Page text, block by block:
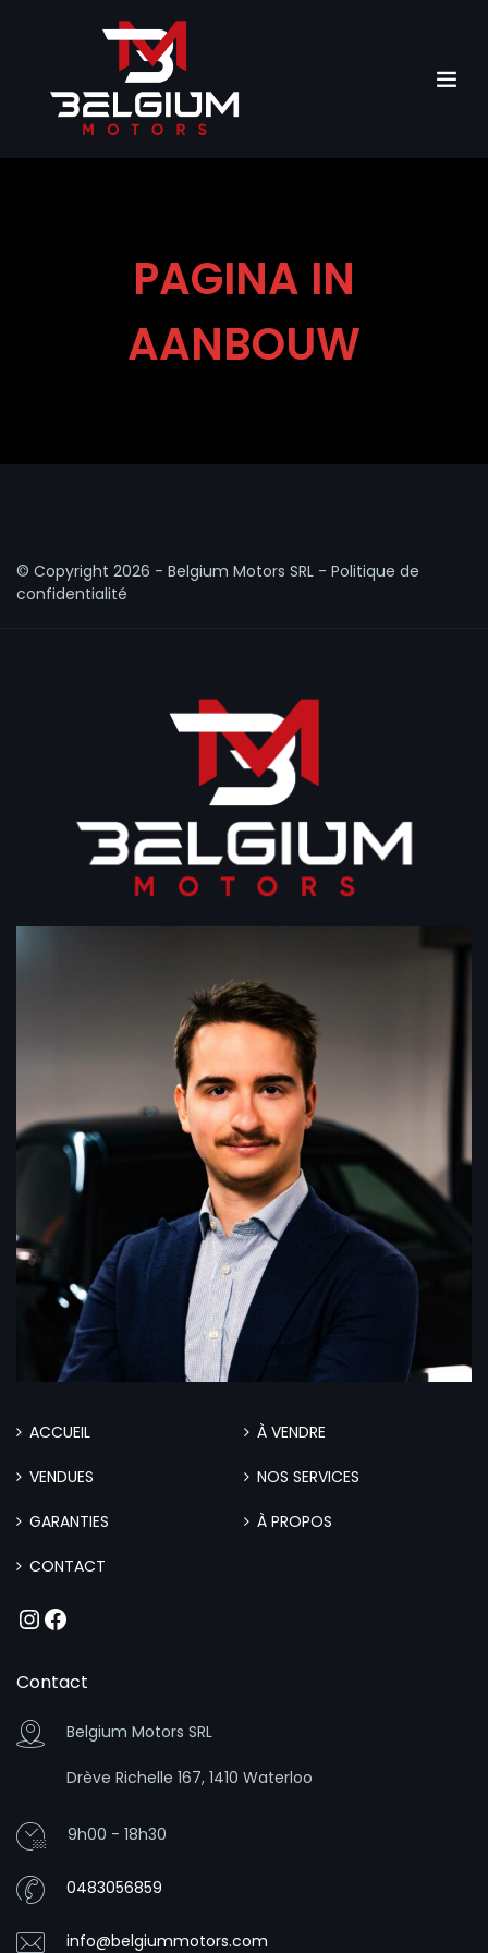
PAGINA IN
AANBOUW
© Copyright 2026 - Belgium Motors SRL - Politique de
confidentialité
ACCUEIL À VENDRE
VENDUES NOS SERVICES
GARANTIES À PROPOS
CONTACT
Instagram
Facebook
Contact
Belgium Motors SRL
Drève Richelle 167, 1410 Waterloo
9h00 - 18h30
0483056859
info@belgiummotors.com